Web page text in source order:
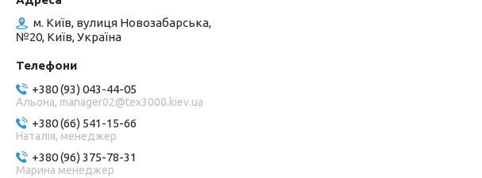
м. Київ, вулиця Новозабарська,
№20, Київ, Україна
+380 (93) 043-44-05
Альона, manager02@tex3000.kiev.ua
+380 (66) 541-15-66
Наталія, менеджер
+380 (96) 375-78-31
Марина менеджер